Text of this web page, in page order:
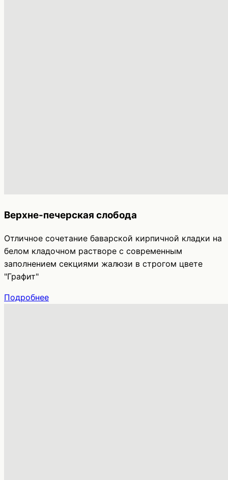
Верхне-печерская слобода
Отличное сочетание баварской кирпичной кладки на
белом кладочном растворе с современным
заполнением секциями жалюзи в строгом цвете
"Графит"
Подробнее